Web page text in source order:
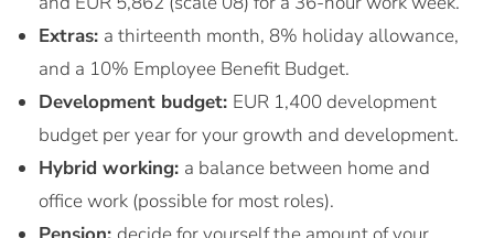
Extras: a thirteenth month, 8% holiday allowance,
and a 10% Employee Benefit Budget.
Development budget: EUR 1,400 development
budget per year for your growth and development.
Hybrid working: a balance between home and
office work (possible for most roles).